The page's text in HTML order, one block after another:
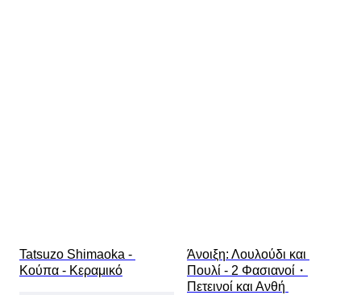
Tatsuzo Shimaoka -
Κούπα - Κεραμικό
Άνοιξη: Λουλούδι και
Πουλί - 2 Φασιανοί・
Πετεινοί και Ανθή